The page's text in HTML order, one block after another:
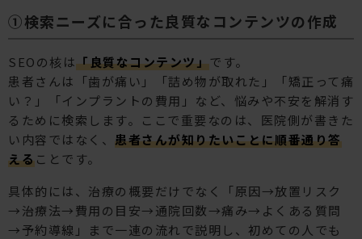
①検索ニーズに合った良質なコンテンツの作成
SEOの核は「良質なコンテンツ」です。
患者さんは「歯が痛い」「詰め物が取れた」「矯正って痛
い？」「インプラントの費用」など、悩みや不安を解消す
るために検索します。ここで重要なのは、医院側が書きた
い内容ではなく、 患者さんが知りたいことに順番通り答
えることです。
具体的には、治療の概要だけでなく「原因→放置リスク
→治療法→費用の目安→通院回数→痛み→よくある質問
→予約導線」まで一連の流れで説明し、初めての人でも